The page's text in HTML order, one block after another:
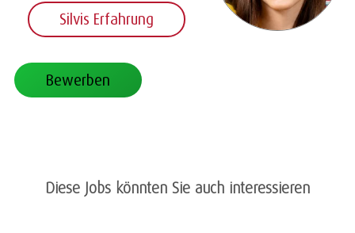
Silvis Erfahrung
Bewerben
Diese Jobs könnten Sie auch interessieren